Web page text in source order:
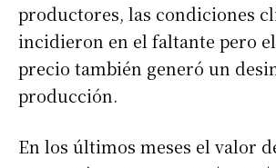
productores, las condiciones
incidieron en el faltante pero
precio también generó un
producción.
En los últimos meses el valor